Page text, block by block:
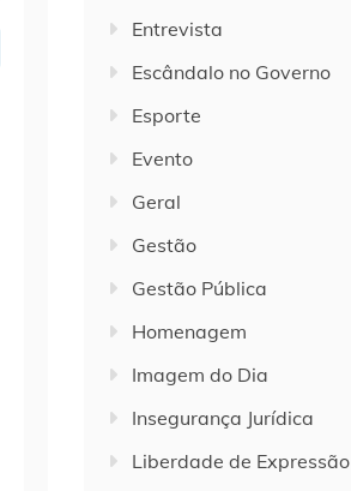
Entrevista
Escândalo no Governo
Esporte
Evento
Geral
Gestão
Gestão Pública
Homenagem
Imagem do Dia
Insegurança Jurídica
Liberdade de Expressão